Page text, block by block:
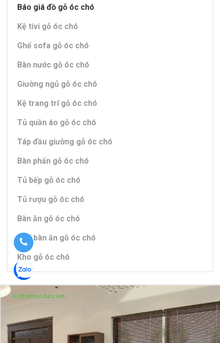
Báo giá đồ gỗ óc chó
Kệ tivi gỗ óc chó
Ghế sofa gỗ óc chó
Bàn nước gỗ óc chó
Giường ngủ gỗ óc chó
Kệ trang trí gỗ óc chó
Tủ quần áo gỗ óc chó
Táp đầu giường gỗ óc chó
Bàn phấn gỗ óc chó
Tủ bếp gỗ óc chó
Tủ rượu gỗ óc chó
Bàn ăn gỗ óc chó
Ghế bàn ăn gỗ óc chó
Kho gỗ óc chó